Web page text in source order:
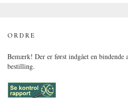
ORDRE
Bemærk! Der er først indgået en
bestilling.